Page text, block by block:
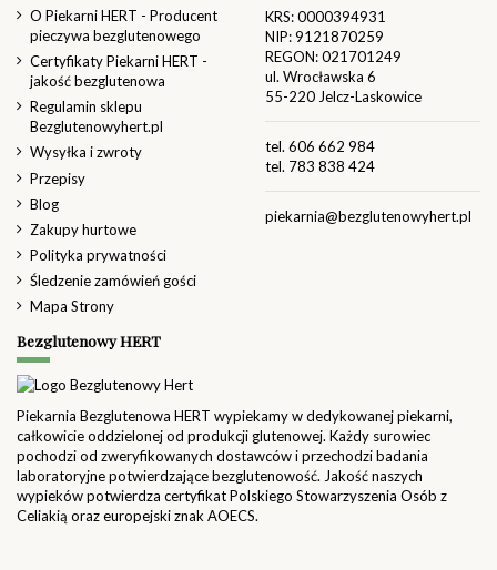
O Piekarni HERT - Producent
pieczywa bezglutenowego
Certyfikaty Piekarni HERT -
jakość bezglutenowa
Regulamin sklepu
Bezglutenowyhert.pl
Wysyłka i zwroty
Przepisy
Blog
Zakupy hurtowe
Polityka prywatności
Śledzenie zamówień gości
Mapa Strony
KRS: 0000394931
NIP: 9121870259
REGON: 021701249
ul. Wrocławska 6
55-220 Jelcz-Laskowice
tel. 606 662 984
tel. 783 838 424
piekarnia@bezglutenowyhert.pl
Bezglutenowy HERT
Piekarnia Bezglutenowa HERT wypiekamy w dedykowanej piekarni,
całkowicie oddzielonej od produkcji glutenowej. Każdy surowiec
pochodzi od zweryfikowanych dostawców i przechodzi badania
laboratoryjne potwierdzające bezglutenowość. Jakość naszych
wypieków potwierdza certyfikat Polskiego Stowarzyszenia Osób z
Celiakią oraz europejski znak AOECS.